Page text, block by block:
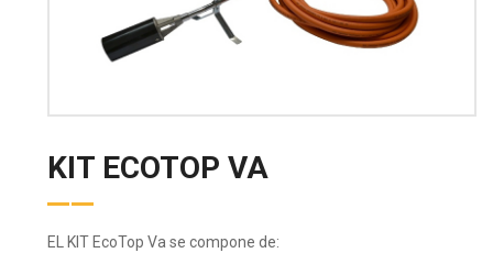
KIT ECOTOP VA
EL KIT EcoTop Va se compone de: